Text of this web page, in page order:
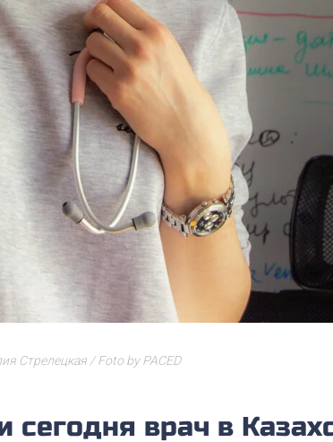
Стрелецкая / Foto by PACED
сегодня врач в